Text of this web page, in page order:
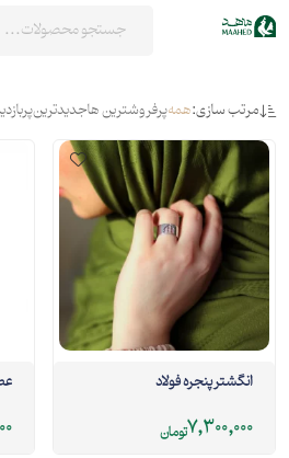
مرتب سازی:همهپرفروشترین هاجدیدترین
انگشتر پنجره فولاد
7,300,000تومان